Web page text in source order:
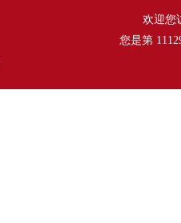
欢迎您
您是第